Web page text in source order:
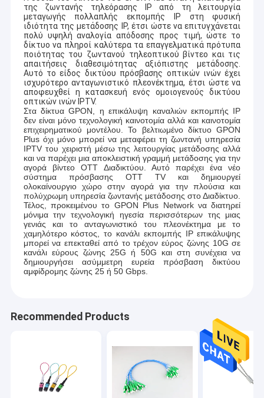
της ζωντανής τηλεόρασης IP από τη λειτουργία
μεταγωγής πολλαπλής εκπομπής IP στη φυσική
ιδιότητα της μετάδοσης IP, έτσι ώστε να επιτυγχάνεται
πολύ υψηλή αναλογία απόδοσης προς τιμή, ώστε το
δίκτυο να πληροί καλύτερα τα επαγγελματικά πρότυπα
ποιότητας του ζωντανού τηλεοπτικού βίντεο και τις
απαιτήσεις διαθεσιμότητας αξιόπιστης μετάδοσης.
Αυτό το είδος δικτύου πρόσβασης οπτικών ινών έχει
ισχυρότερο ανταγωνιστικό πλεονέκτημα, έτσι ώστε να
αποφευχθεί η κατασκευή ενός ομοιογενούς δικτύου
οπτικών ινών IPTV.
Στα δίκτυα GPON, η επικάλυψη καναλιών εκπομπής IP
δεν είναι μόνο τεχνολογική καινοτομία αλλά και καινοτομία
επιχειρηματικού μοντέλου. Το βελτιωμένο δίκτυο GPON
Plus όχι μόνο μπορεί να μεταφέρει τη ζωντανή υπηρεσία
IPTV του χειριστή μέσω της λειτουργίας μετάδοσης αλλά
και να παρέχει μια αποκλειστική γραμμή μετάδοσης για την
αγορά βίντεο OTT Διαδικτύου. Αυτό παρέχει ένα νέο
σύστημα πρόσβασης OTT TV και δημιουργεί
ολοκαίνουργιο χώρο στην αγορά για την πλούσια και
πολύχρωμη υπηρεσία ζωντανής μετάδοσης στο Διαδίκτυο.
Τέλος, προκειμένου το GPON Plus Network να διατηρεί
μόνιμα την τεχνολογική ηγεσία περισσότερων της μιας
γενιάς και το ανταγωνιστικό του πλεονέκτημα με το
χαμηλότερο κόστος, το κανάλι εκπομπής IP επικάλυψης
μπορεί να επεκταθεί από το τρέχον εύρος ζώνης 10G σε
κανάλι εύρους ζώνης 25G ή 50G και στη συνέχεια να
δημιουργήσει ασύμμετρη ευρεία πρόσβαση δικτύου
αμφίδρομης ζώνης 25 ή 50 Gbps.
Recommended Products